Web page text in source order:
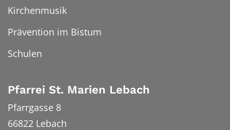
Kirchenmusik
Prävention im Bistum
Schulen
Pfarrei St. Marien Lebach
Pfarrgasse 8
66822 Lebach